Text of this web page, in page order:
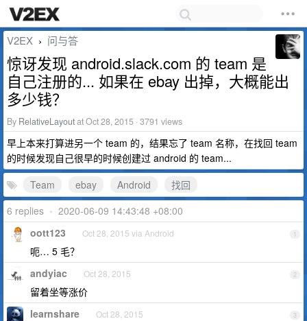
V2EX › 问与答
惊讶发现 android.slack.com 的 team 是
自己注册的... 如果在 ebay 出掉，大概能出
多少钱？
By RelativeLayoutat Oct 28, 2015 · 3791 views
早上本来打算进另一个 team 的，结果忘了 team 名称，在找回 team
的时候发现自己很早的时候创建过 android 的 team...
Team
ebay Android
找回
6 replies • 2020-06-09 14:43:48 +08:00
1
oott123 Oct 28, 2015 via Android
呃… 5 毛？
2
andyiac Oct 28, 2015
留着坐等涨价
3
learnshare Oct 28, 2015